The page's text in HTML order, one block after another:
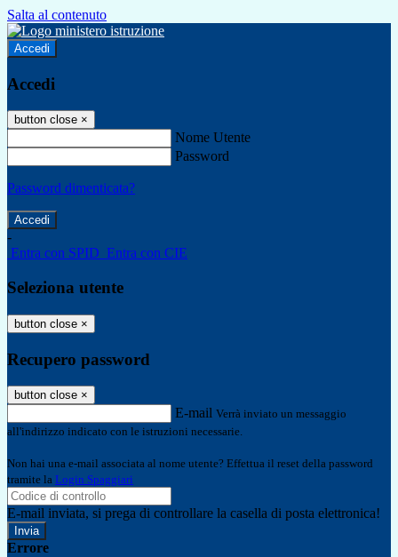
Salta al contenuto
Accedi
Accedi
button close ×
Nome Utente
Password
Password dimenticata?
-
Entra con SPID Entra con CIE
Seleziona utente
button close ×
Recupero password
button close ×
E-mail Verrà inviato un messaggio
all'indirizzo indicato con le istruzioni necessarie.
Non hai una e-mail associata al nome utente? Effettua il reset della password
tramite la Login Spaggiari
E-mail inviata, si prega di controllare la casella di posta elettronica!
Errore